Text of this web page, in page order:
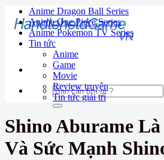
Anime Dragon Ball Series
Anime One Piece Series
Anime Pokemon TV Series
Tin tức
Anime
Game
Movie
Review truyện
Tin tức giải trí
Shino Aburame
Và Sức Mạnh